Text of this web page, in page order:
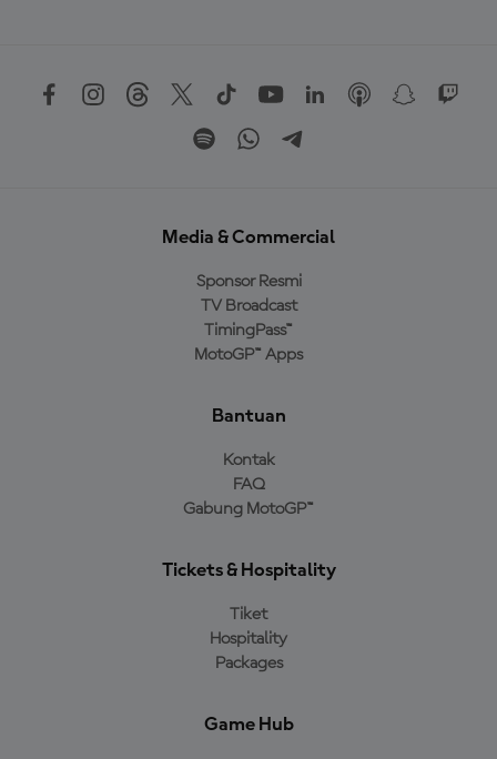
Media & Commercial
Sponsor Resmi
TV Broadcast
TimingPass™
MotoGP™ Apps
Bantuan
Kontak
FAQ
Gabung MotoGP™
Tickets & Hospitality
Tiket
Hospitality
Packages
Game Hub